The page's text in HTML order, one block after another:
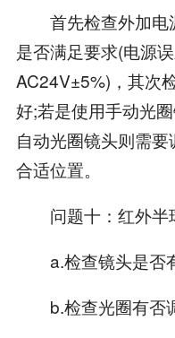
首先检查外加电
是否满足要求(电源
AC24V±5%)，其次
好;若是使用手动光
自动光圈镜头则需
合适位置。
问题十：红外半
a.检查镜头是否
b.检查光圈有否